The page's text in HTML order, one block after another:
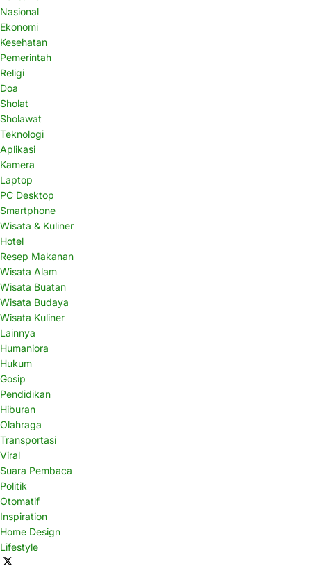
Nasional
Ekonomi
Kesehatan
Pemerintah
Religi
Doa
Sholat
Sholawat
Teknologi
Aplikasi
Kamera
Laptop
PC Desktop
Smartphone
Wisata & Kuliner
Hotel
Resep Makanan
Wisata Alam
Wisata Buatan
Wisata Budaya
Wisata Kuliner
Lainnya
Humaniora
Hukum
Gosip
Pendidikan
Hiburan
Olahraga
Transportasi
Viral
Suara Pembaca
Politik
Otomatif
Inspiration
Home Design
Lifestyle